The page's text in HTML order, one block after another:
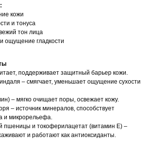
кожи
и тонуса
тон лица
ощущение гладкости
поддерживает защитный барьер кожи.
– смягчает, уменьшает ощущение сухости
– мягко очищает поры, освежает кожу.
– источник минералов, способствует
и микрорельефа.
пшеницы и токоферилацетат (витамин Е) –
и работают как антиоксиданты.